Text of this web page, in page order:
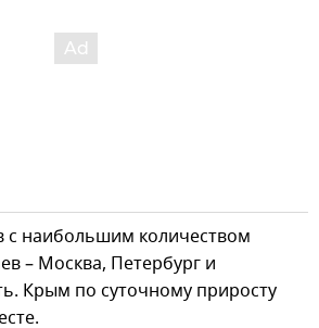
с наибольшим количеством
– Москва, Петербург и
Крым по суточному приросту